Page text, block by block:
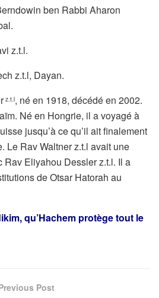
ben Rabbi Aharon
z.t.l.
z.t.l, Dayan.
z.t.l, né en 1918, décédé en 2002.
Né en Hongrie, il a voyagé à
jusqu’à ce qu’il ait finalement
Le Rav Waltner z.t.l avait une
Rav Eliyahou Dessler z.t.l. Il a
de Otsar Hatorah au
qu’Hachem protège tout le
Post